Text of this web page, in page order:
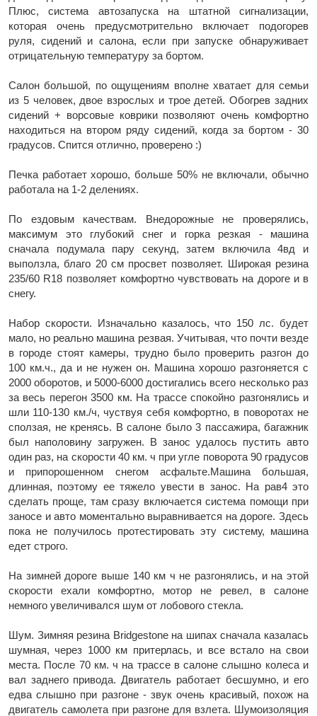
Плюс, система автозапуска на штатной сигнализации,
которая очень предусмотрительно включает подогорев
руля, сидений и салона, если при запуске обнаруживает
отрицательную температуру за бортом.
Салон большой, по ощущениям вполне хватает для семьи
из 5 человек, двое взрослых и трое детей. Обогрев задних
сидений + ворсовые коврики позволяют очень комфортно
находиться на втором ряду сидений, когда за бортом - 30
градусов. Спится отлично, проверено :)
Печка работает хорошо, больше 50% не включали, обычно
работала на 1-2 делениях.
По ездовым качествам. Внедорожные не проверялись,
максимум это глубокий снег и горка резкая - машина
сначала подумала пару секунд, затем включила 4вд и
выползла, благо 20 см просвет позволяет. Широкая резина
235/60 R18 позволяет комфортно чувствовать на дороге и в
снегу.
Набор скорости. Изначально казалось, что 150 лс. будет
мало, но реально машина резвая. Учитывая, что почти везде
в городе стоят камеры, трудно было проверить разгон до
100 км.ч., да и не нужен он. Машина хорошо разгоняется с
2000 оборотов, и 5000-6000 достигались всего несколько раз
за весь перегон 3500 км. На трассе спокойно разгонялись и
шли 110-130 км./ч, чуствуя себя комфортно, в поворотах не
сползая, не кренясь. В салоне было 3 пассажира, багажник
был наполовину загружен. В занос удалось пустить авто
один раз, на скорости 40 км. ч при угле поворота 90 градусов
и припорошенном снегом асфальте.Машина большая,
длинная, поэтому ее тяжело увести в занос. На рав4 это
сделать проще, там сразу включается система помощи при
заносе и авто моментально выравнивается на дороге. Здесь
пока не получилось протестировать эту систему, машина
едет строго.
На зимней дороге выше 140 км ч не разгонялись, и на этой
скорости ехали комфортно, мотор не ревел, в салоне
немного увеличивался шум от лобового стекла.
Шум. Зимняя резина Bridgestone на шипах сначала казалась
шумная, через 1000 км притерлась, и все встало на свои
места. После 70 км. ч на трассе в салоне слышно колеса и
вал заднего привода. Двигатель работает бесшумно, и его
едва слышно при разгоне - звук очень красивый, похож на
двигатель самолета при разгоне для взлета. Шумоизоляция